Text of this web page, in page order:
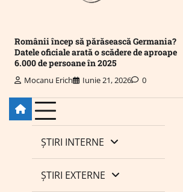
Românii încep să părăsească Germania?
Datele oficiale arată o scădere de aproape
6.000 de persoane în 2025
Mocanu Erich Iunie 21, 2026 0
ȘTIRI INTERNE
ȘTIRI EXTERNE